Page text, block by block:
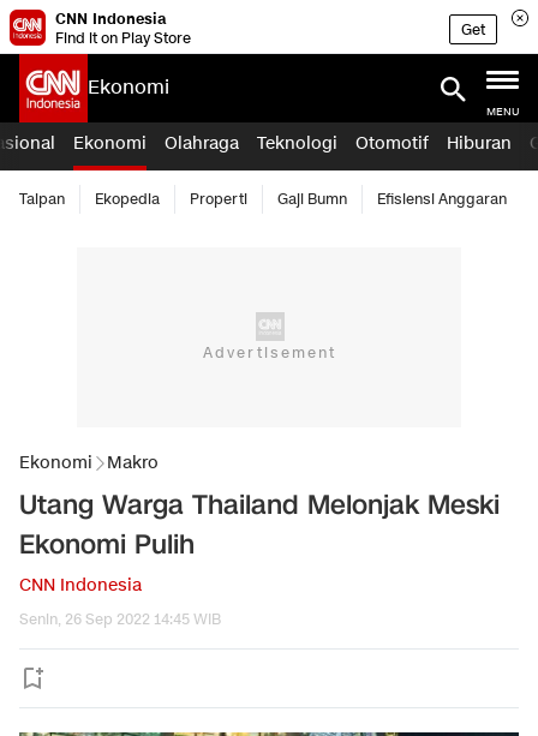
CNN Indonesia
Find it on Play Store
Get
Ekonomi
MENU
Ekonomi Olahraga Teknologi Otomotif Hiburan
Taipan Ekopedia Properti Gaji Bumn Efisiensi Anggaran
Ekonomi Makro
Utang Warga Thailand Melonjak Meski
Ekonomi Pulih
CNN Indonesia
Senin, 26 Sep 2022 14:45 WIB